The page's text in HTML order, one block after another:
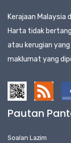
Kerajaan Malaysia
Harta tidak
atau kerugian
maklumat yang
Pautan
Soalan Lazim